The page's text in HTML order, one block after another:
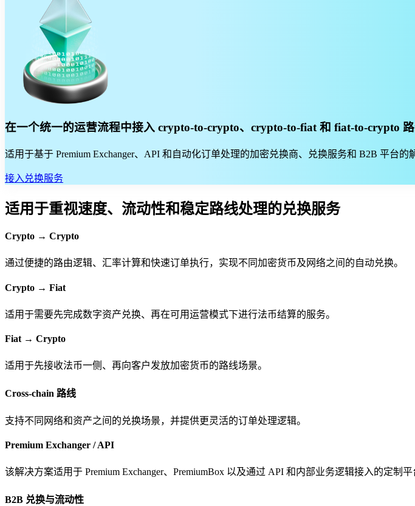
在一个统一的运营流程中接入 crypto-to-crypto、crypto-to-fiat 和 fiat-to-crypto
适用于基于 Premium Exchanger、API 和自动化订单处理的加密兑换商、兑换服务和 B2B 平台
接入兑换服务
适用于重视速度、流动性和稳定路线处理的兑换服务
Crypto → Crypto
通过便捷的路由逻辑、汇率计算和快速订单执行，实现不同加密货币及网络之间的自动兑换。
Crypto → Fiat
适用于需要先完成数字资产兑换、再在可用运营模式下进行法币结算的服务。
Fiat → Crypto
适用于先接收法币一侧、再向客户发放加密货币的路线场景。
Cross-chain 路线
支持不同网络和资产之间的兑换场景，并提供更灵活的订单处理逻辑。
Premium Exchanger / API
该解决方案适用于 Premium Exchanger、PremiumBox 以及通过 API 和内部业务逻辑接入的定制平
B2B 兑换与流动性